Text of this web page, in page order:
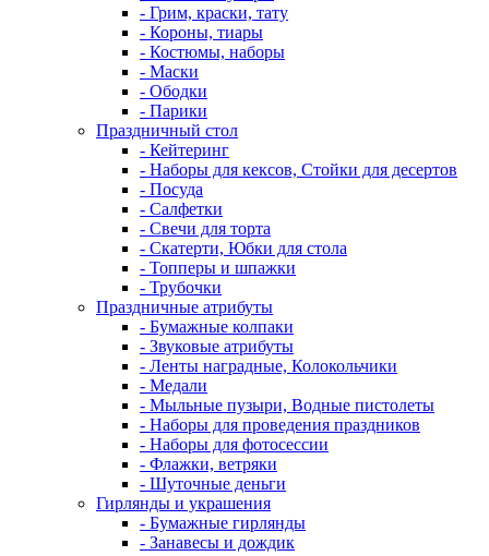
- Грим, краски, тату
- Короны, тиары
- Костюмы, наборы
- Маски
- Ободки
- Парики
Праздничный стол
- Кейтеринг
- Наборы для кексов, Стойки для десертов
- Посуда
- Салфетки
- Свечи для торта
- Скатерти, Юбки для стола
- Топперы и шпажки
- Трубочки
Праздничные атрибуты
- Бумажные колпаки
- Звуковые атрибуты
- Ленты наградные, Колокольчики
- Медали
- Мыльные пузыри, Водные пистолеты
- Наборы для проведения праздников
- Наборы для фотосессии
- Флажки, ветряки
- Шуточные деньги
Гирлянды и украшения
- Бумажные гирлянды
- Занавесы и дождик